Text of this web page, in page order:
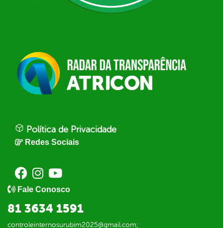
Política de Privacidade
Redes Sociais
Fale Conosco
81 3634 1591
controleinternosurubim2025@gmail.com;